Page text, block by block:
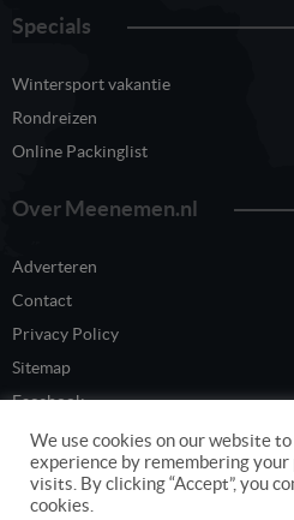
Specials
Wintersport vakantie
Rondreizen
Online Packinglist
Over Meenemen.nl
Adverteren
Contact
Privacy Policy
Sitemap
Facebook
Twitter
We use cookies on our website
experience by remembering
visits. By clicking “Accept”, you
cookies.